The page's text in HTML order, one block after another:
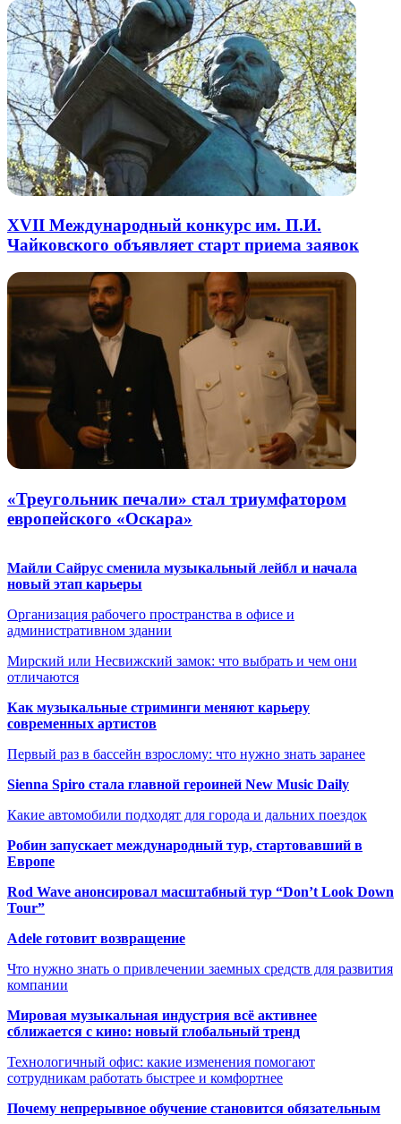
XVII Международный конкурс им. П.И.
Чайковского объявляет старт приема заявок
«Треугольник печали» стал триумфатором
европейского «Оскара»
Майли Сайрус сменила музыкальный лейбл и начала
новый этап карьеры
Организация рабочего пространства в офисе и
административном здании
Мирский или Несвижский замок: что выбрать и чем они
отличаются
Как музыкальные стриминги меняют карьеру
современных артистов
Первый раз в бассейн взрослому: что нужно знать заранее
Sienna Spiro стала главной героиней New Music Daily
Какие автомобили подходят для города и дальних поездок
Робин запускает международный тур, стартовавший в
Европе
Rod Wave анонсировал масштабный тур “Don’t Look Down
Tour”
Adele готовит возвращение
Что нужно знать о привлечении заемных средств для развития
компании
Мировая музыкальная индустрия всё активнее
сближается с кино: новый глобальный тренд
Технологичный офис: какие изменения помогают
сотрудникам работать быстрее и комфортнее
Почему непрерывное обучение становится обязательным